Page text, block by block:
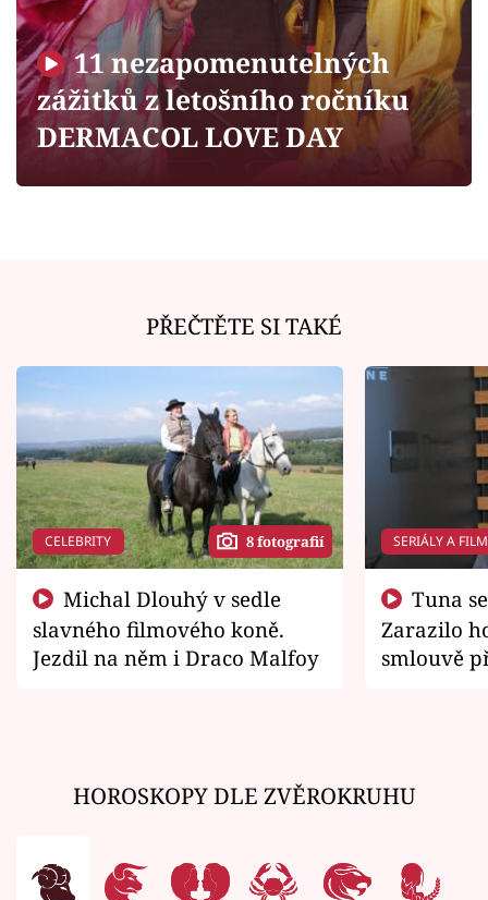
Sledujte prima+
Filmový festival Karlovy Vary
Sledujte nás
11 nezapomenutelných
zážitků z letošního ročníku
DERMACOL LOVE DAY
PŘEČTĚTE SI TAKÉ
CELEBRITY 8 fotografií
slavného filmového koně.
Jezdil na něm i Draco Malfoy
SERIÁLY A
Zarazilo
smlouvě
HOROSKOPY DLE ZVĚROKRUHU